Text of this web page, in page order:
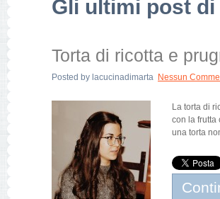
Gli ultimi post
Torta di ricotta e
Posted by lacucinadimarta Nessun
La torta di
con la frutta
una torta